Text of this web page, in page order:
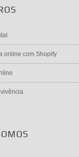
online com Shopify